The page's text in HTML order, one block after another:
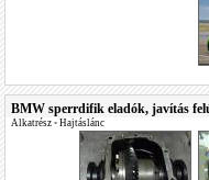
BMW sperrdifik eladók, javítás
Alkatrész • Hajtáslánc